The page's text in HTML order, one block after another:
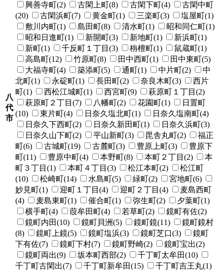
八
代
市
興善寺町(2)
古閑上町(8) 古閑下町(4)
古閑中町
(20)
古閑浜町(7) 黄金町(1) 三楽町(3)
塩屋町(1)
敷川内町(1)
島田町(8) 清水町(1)
昭和同仁町(1)
昭和日進町(1)
新開町(3) 新地町(1)
新浜町(1)
新町(1)
千反町１丁目(3) 栴檀町(1)
鼠蔵町(1)
高島町(12)
竹原町(8) 田中西町(1)
田中東町(5)
大福寺町(4)
築添町(5) 通町(1) 中片町(2)
中
北町(1)
永碇町(1) 長田町(2) 奈良木町(3)
西片
町(1)
西松江城町(1) 西宮町(9)
萩原町１丁目(2)
萩原町２丁目(7)
八幡町(2) 花園町(1)
日置町
(10)
東片町(4) 日奈久塩北町(1)
日奈久塩南町(4)
日奈久下西町(2)
日奈久新田町(1)
日奈久浜町(3)
日奈久山下町(2)
平山新町(3) 毘舎丸町(2)
福正
町(6)
古城町(19) 古麓町(3) 豊原上町(3)
豊原下
町(11)
豊原中町(4) 本野町(8) 本町２丁目(2)
本
町３丁目(1)
本町４丁目(3) 松江本町(2)
松江町
(10)
松崎町(14) 水島町(5) 緑町(2)
宮地町(6)
妙見町(1)
迎町１丁目(4) 迎町２丁目(4)
麦島西町
(4)
麦島東町(1) 催合町(1) 弥生町(2)
夕葉町(1)
横手町(4)
葭牟田町(4) 若草町(2)
鏡町有佐(2)
鏡町内田(10)
鏡町貝洲(5) 鏡町鏡(11)
鏡町鏡村
(8)
鏡町上鏡(5) 鏡町塩浜(3) 鏡町芝口(3)
鏡町
下有佐(7)
鏡町下村(7) 鏡町野崎(2)
鏡町宝出(2)
鏡町両出(9)
坂本町西部(2)
千丁町太牟田(10)
千丁町古閑出(7)
千丁町新牟田(15)
千丁町吉王丸(1)